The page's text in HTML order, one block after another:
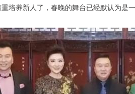
培养新人了，春晚的舞台已经默认为是